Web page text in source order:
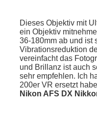
Dieses Objektiv mit
ein Objektiv
36-180mm ab und ist
Vibrationsreduktion
vereinfacht das
und Brillanz ist auch
sehr empfehlen. Ich
200er VR ersetzt
Nikon AFS DX